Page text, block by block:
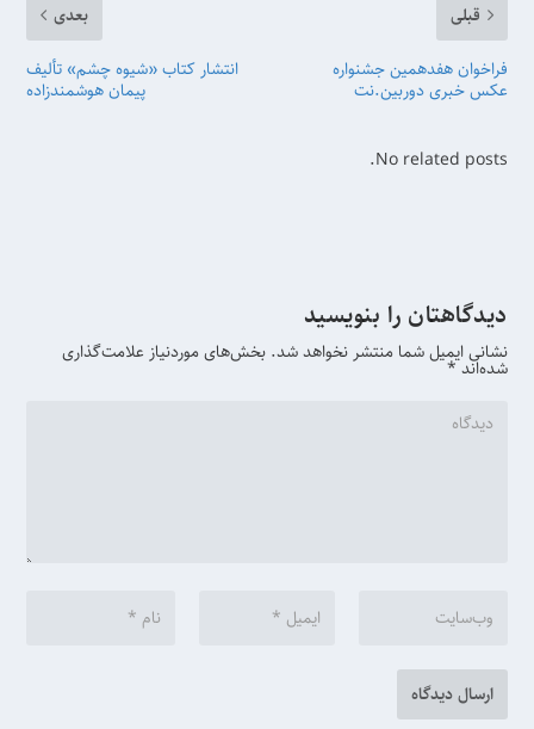
قبلی
فراخوان هفدهمین جشنواره
عکس خبری دوربین.نت
بعدی
انتشار کتاب «شیوه چشم» تألیف
پیمان هوشمندزاده
No related posts.
دیدگاهتان را بنویسید
نشانی ایمیل شما منتشر نخواهد شد. بخش‌های موردنیاز علامت‌گذاری
شده‌اند*